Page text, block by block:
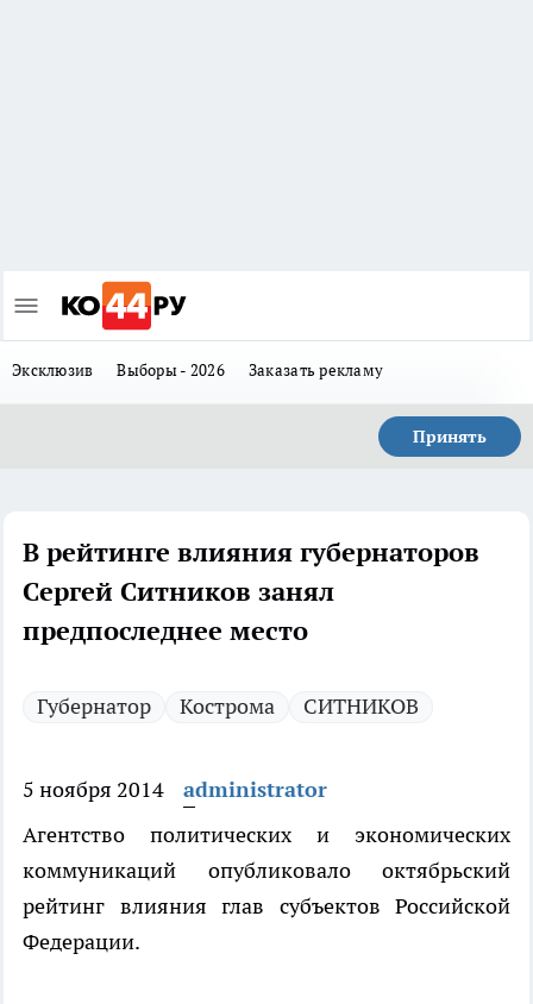
Эксклюзив Выборы - 2026 Заказать рекламу
Принять
В рейтинге влияния губернаторов
Сергей Ситников занял
предпоследнее место
Губернатор Кострома СИТНИКОВ
5 ноября 2014
administrator
Агентство политических и экономических
коммуникаций опубликовало октябрьский
рейтинг влияния глав субъектов Российской
Федерации.